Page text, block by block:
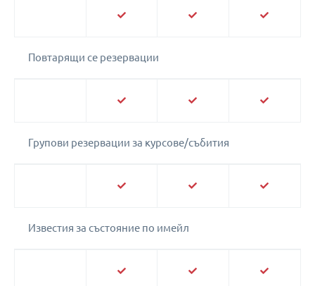
Повтарящи се резервации
Групови резервации за курсове/събития
Известия за състояние по имейл